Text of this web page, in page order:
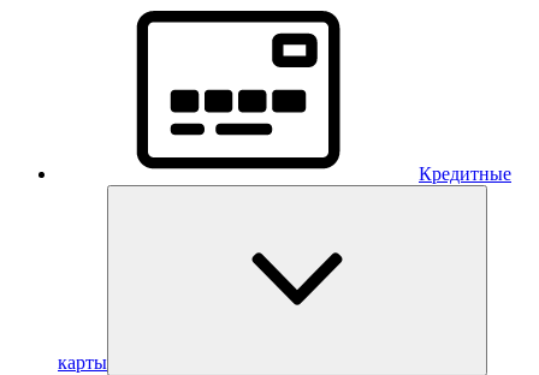
Кредитные
карты